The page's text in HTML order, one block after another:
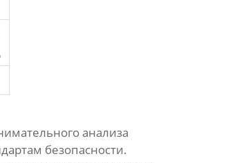
анализа
безопасности.